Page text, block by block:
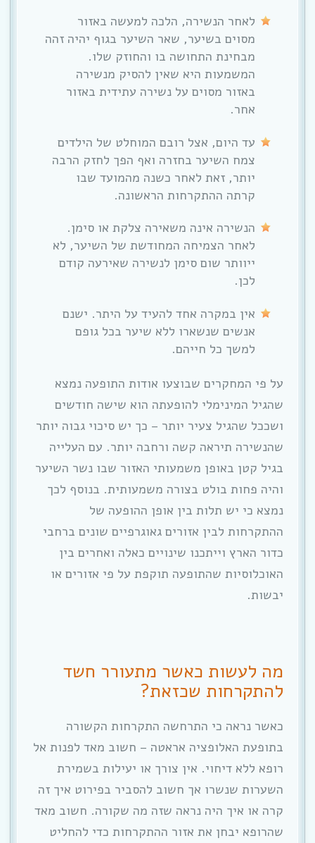
לאחר הנשירה, הלכה למעשה באזור
מסוים בשיער, שאר השיער בגוף יהיה זהה
מבחינת התחושה בו והחוזק שלו.
המשמעות היא שאין להסיק מנשירה
באזור מסוים על נשירה עתידית באזור
אחר.
עד היום, אצל רובם המוחלט של הילדים
צמח השיער בחזרה ואף הפך לחזק הרבה
יותר, זאת לאחר כשנה מהמועד שבו
קרתה ההתקרחות הראשונה.
הנשירה אינה משאירה צלקת או סימן.
לאחר הצמיחה המחודשת של השיער, לא
ייוותר שום סימן לנשירה שאירעה קודם
לכן.
אין במקרה אחד להעיד על היתר. ישנם
אנשים שנשארו ללא שיער בכל גופם
למשך כל חייהם.
על פי המחקרים שבוצעו אודות התופעה נמצא
שהגיל המינימלי להופעתה הוא שישה חודשים
ושככל שהגיל צעיר יותר – כך יש סיכוי גבוה יותר
שהנשירה תיראה קשה ורחבה יותר. עם העלייה
בגיל קטן באופן משמעותי האזור שבו נשר השיער
והיה פחות בולט בצורה משמעותית. בנוסף לכך
נמצא כי יש תלות בין אופן ההופעה של
ההתקרחות לבין אזורים גאוגרפיים שונים ברחבי
כדור הארץ וייתכנו שינויים כאלה ואחרים בין
האוכלוסיות שהתופעה תוקפת על פי אזורים או
יבשות.
מה לעשות כאשר מתעורר חשד
להתקרחות שכזאת?
כאשר נראה כי התרחשה התקרחות הקשורה
בתופעת האלופציה אראטה – חשוב מאד לפנות אל
רופא ללא דיחוי. אין צורך או יעילות בשמירת
השערות שנשרו אך חשוב להסביר בפירוט איך זה
קרה או איך היה נראה שזה מה שקורה. חשוב מאד
שהרופא יבחן את אזור ההתקרחות כדי להחליט